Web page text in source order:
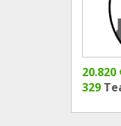
20.820
329